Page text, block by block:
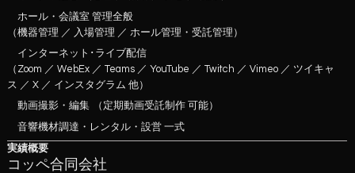
ホール・会議室 管理全般
（機器管理 ／ 入場管理 ／ ホール管理・受託管理）
インターネット･ライブ配信
（Zoom ／ WebEx ／ Teams ／ YouTube ／ Twitch ／ Vimeo ／ ツイキャ
ス ／ X ／ インスタグラム 他）
動画撮影・編集 （定期動画受託制作 可能）
音響機材調達・レンタル・設営 一式
実績概要
コッペ合同会社